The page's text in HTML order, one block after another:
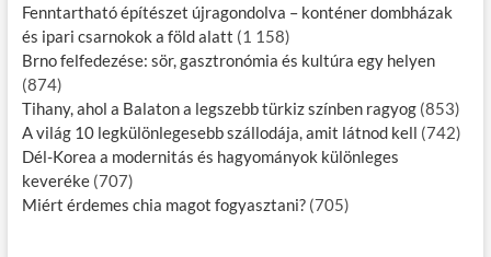
Fenntartható építészet újragondolva – konténer dombházak
és ipari csarnokok a föld alatt (1 158)
Brno felfedezése: sör, gasztronómia és kultúra egy helyen
(874)
Tihany, ahol a Balaton a legszebb türkiz színben ragyog (853)
A világ 10 legkülönlegesebb szállodája, amit látnod kell (742)
Dél-Korea a modernitás és hagyományok különleges
keveréke (707)
Miért érdemes chia magot fogyasztani? (705)